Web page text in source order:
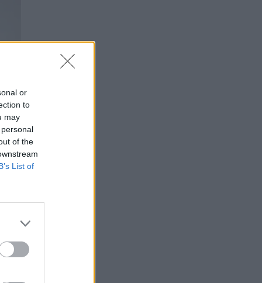
or
to
may
of the
List of